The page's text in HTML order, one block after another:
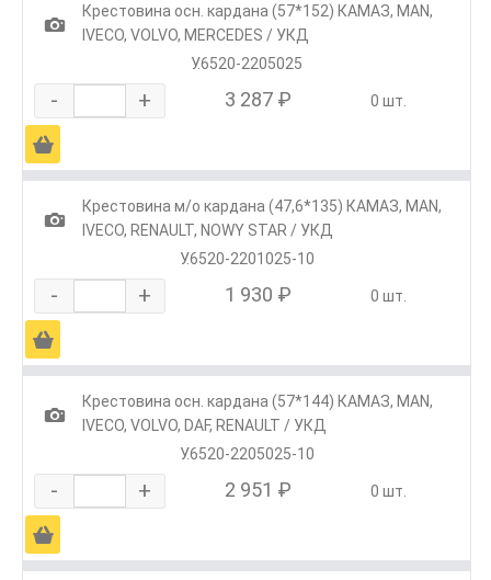
1
Крестовина осн. кардана (57*152) КАМАЗ, МАN,
IVECO, VOLVO, MERCEDES / УКД
У.6520-2205025
- + 3 287 ₽ 0 шт.
Ä
1
Крестовина м/о кардана (47,6*135) КАМАЗ, MAN,
IVECO, RENAULT, NOWY STAR / УКД
У.6520-2201025-10
- + 1 930 ₽ 0 шт.
Ä
1
Крестовина осн. кардана (57*144) КАМАЗ, МАN,
IVECO, VOLVO, DAF, RENAULT / УКД
У.6520-2205025-10
- + 2 951 ₽ 0 шт.
Ä